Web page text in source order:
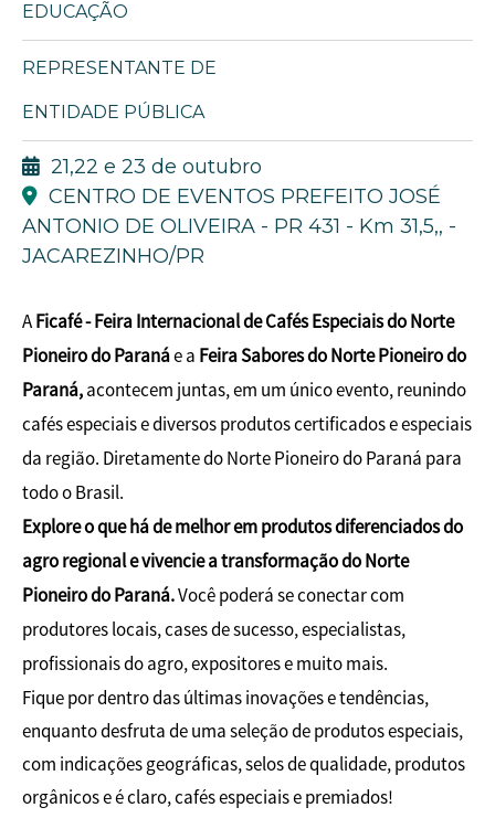
EDUCAÇÃO
REPRESENTANTE DE
ENTIDADE PÚBLICA
21,22 e 23 de outubro
CENTRO DE EVENTOS PREFEITO JOSÉ
ANTONIO DE OLIVEIRA - PR 431 - Km 31,5,, -
JACAREZINHO/PR
AFicafé - Feira Internacional de Cafés Especiais do Norte
Pioneiro do Paranáe a Feira Sabores do Norte Pioneiro do
Paraná,acontecem juntas, em um único evento, reunindo
cafés especiais e diversos produtos certificados e especiais
da região. Diretamente do Norte Pioneiro do Paraná para
todo o Brasil.
Explore o que há de melhor em produtos diferenciados do
agro regional e vivencie a transformação do Norte
Pioneiro do Paraná.Você poderá se conectar com
produtores locais, cases de sucesso, especialistas,
profissionais do agro, expositores e muito mais.
Fique por dentro das últimas inovações e tendências,
enquanto desfruta de uma seleção de produtos especiais,
com indicações geográficas, selos de qualidade, produtos
orgânicos e é claro, cafés especiais e premiados!